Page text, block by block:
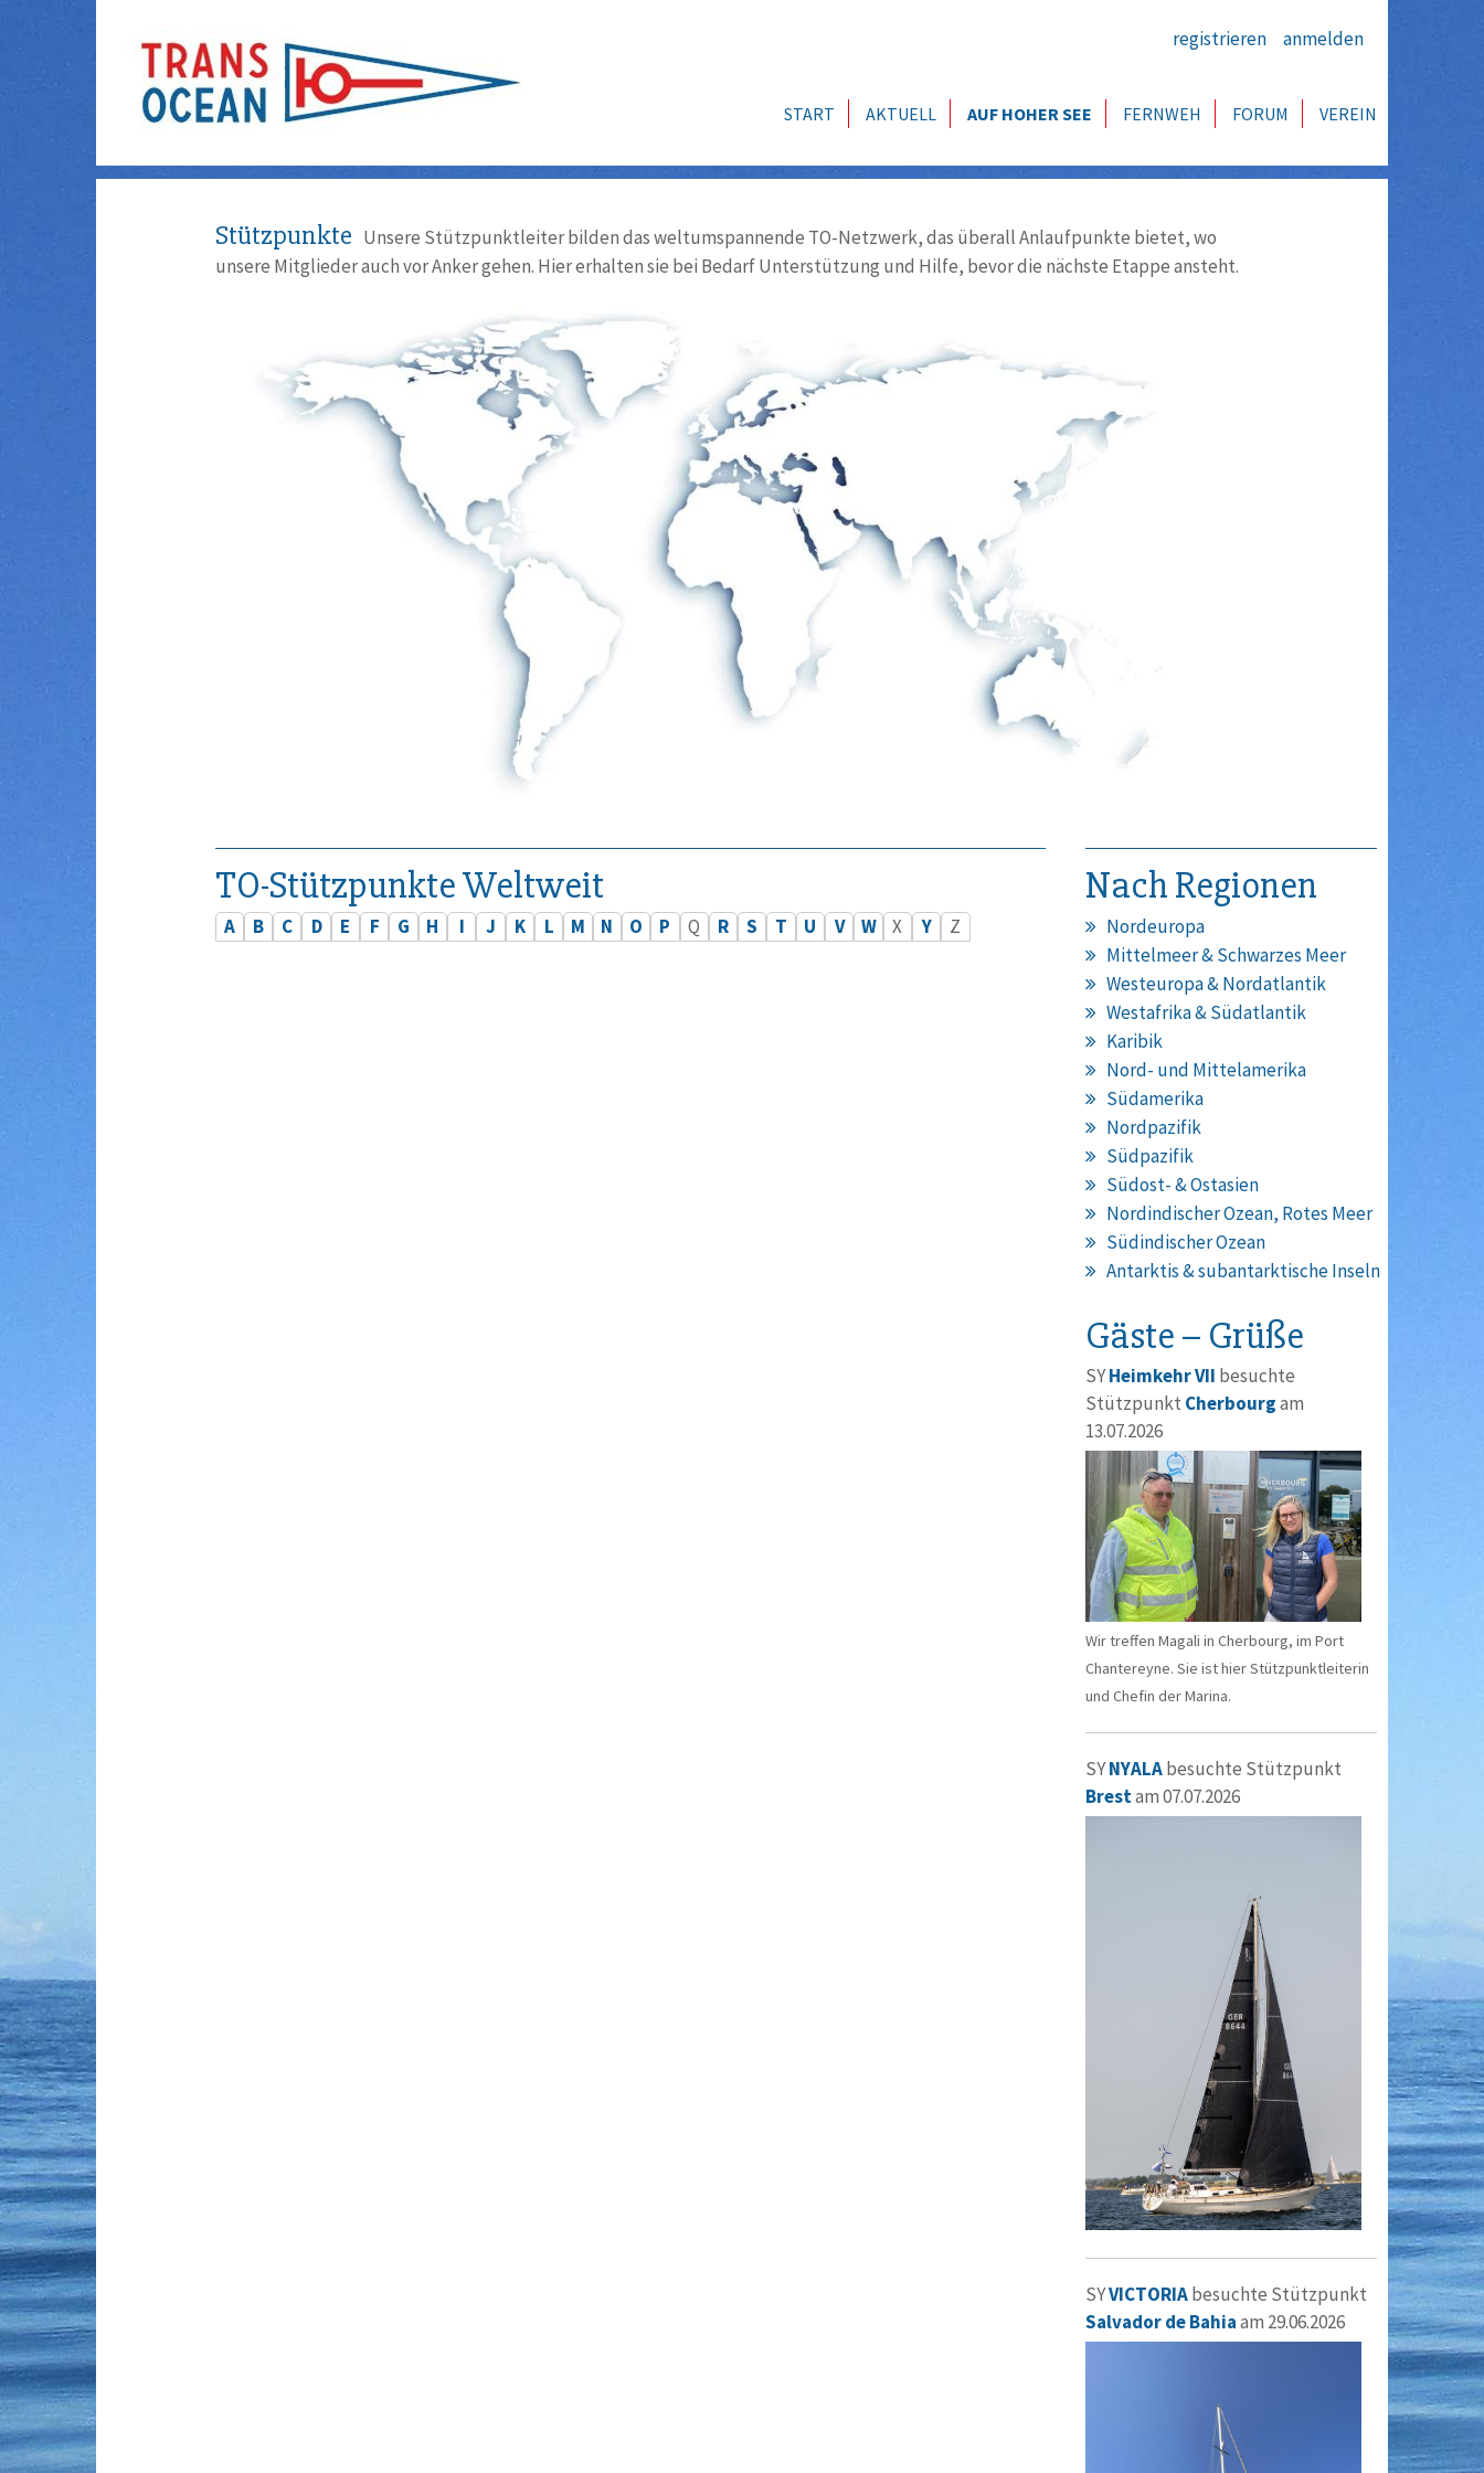
registrieren anmelden
START AKTUELL AUF HOHER SEE FERNWEH FORUM VEREIN
Stützpunkte Unsere Stützpunktleiter bilden das weltumspannende TO-Netzwerk, das überall Anlaufpunkte bietet, wo
unsere Mitglieder auch vor Anker gehen. Hier erhalten sie bei Bedarf Unterstützung und Hilfe, bevor die nächste Etappe ansteht.
TO-Stützpunkte Weltweit
A B C D E F G H I J K L M N O P Q R S T U V W X Y Z
Nach Regionen
Nordeuropa
Mittelmeer & Schwarzes Meer
Westeuropa & Nordatlantik
Westafrika & Südatlantik
Karibik
Nord- und Mittelamerika
Südamerika
Nordpazifik
Südpazifik
Südost- & Ostasien
Nordindischer Ozean, Rotes Meer
Südindischer Ozean
Antarktis & subantarktische Inseln
Gäste – Grüße
SYHeimkehr VII besuchte
Stützpunkt Cherbourgam
13.07.2026
Wir treffen Magali in Cherbourg, im Port
Chantereyne. Sie ist hier Stützpunktleiterin
und Chefin der Marina.
SYNYALAbesuchte Stützpunkt
Brestam 07.07.2026
SYVICTORIAbesuchte Stützpunkt
Salvador de Bahiaam 29.06.2026